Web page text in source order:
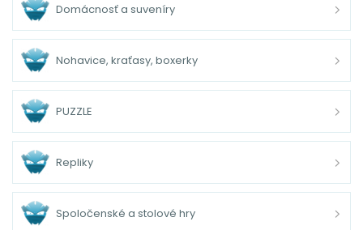
Domácnosť a suveníry
Nohavice, kraťasy, boxerky
PUZZLE
Repliky
Spoločenské a stolové hry